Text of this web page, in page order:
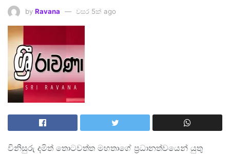
by Ravana වසර 5ක් ago
විනිසුරු දමිත් තොටවත්ත මහතාගේ ප්‍රධානත්වයෙන් යුතු